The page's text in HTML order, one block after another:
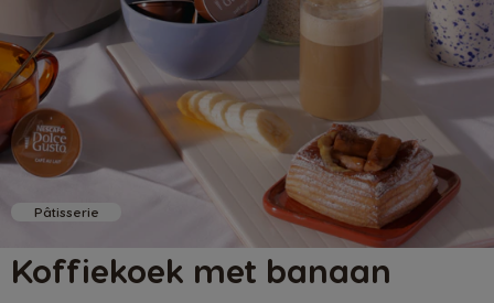
Pâtisserie
Koffiekoek met banaan